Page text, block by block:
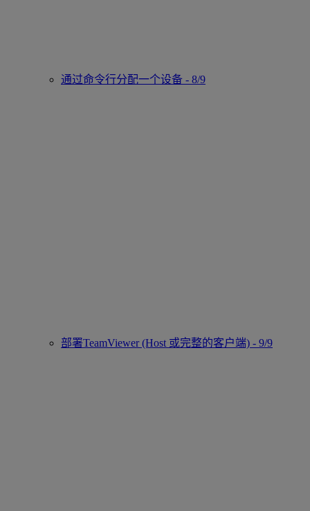
通过命令行分配一个设备 - 8/9
部署TeamViewer (Host 或完整的客户端) - 9/9